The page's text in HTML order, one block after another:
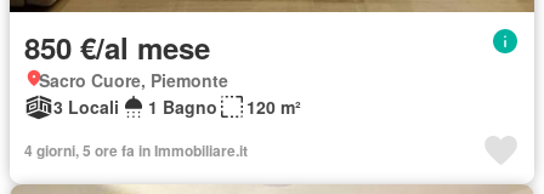
850 €/al mese
Sacro Cuore, Piemonte
3 Locali
1 Bagno 120 m²
4 giorni, 5 ore fa in Immobiliare.it